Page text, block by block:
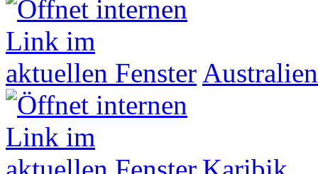
Australien